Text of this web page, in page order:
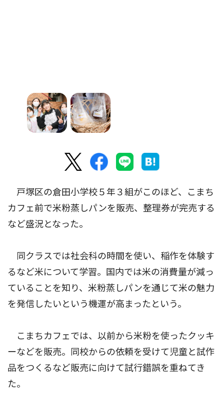
戸塚区の倉田小学校５年３組がこのほど、こまち
カフェ前で米粉蒸しパンを販売、整理券が完売する
など盛況となった。
同クラスでは社会科の時間を使い、稲作を体験す
るなど米について学習。国内では米の消費量が減っ
ていることを知り、米粉蒸しパンを通じて米の魅力
を発信したいという機運が高まったという。
こまちカフェでは、以前から米粉を使ったクッキ
ーなどを販売。同校からの依頼を受けて児童と試作
品をつくるなど販売に向けて試行錯誤を重ねてき
た。